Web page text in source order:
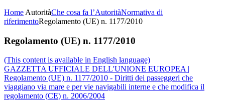
Home AutoritàChe cosa fa l’AutoritàNormativa di
riferimentoRegolamento (UE) n. 1177/2010
Regolamento (UE) n. 1177/2010
(This content is available in English language)
GAZZETTA UFFICIALE DELL'UNIONE EUROPEA |
Regolamento (UE) n. 1177/2010 - Diritti dei passeggeri che
viaggiano via mare e per vie navigabili interne e che modifica il
regolamento (CE) n. 2006/2004